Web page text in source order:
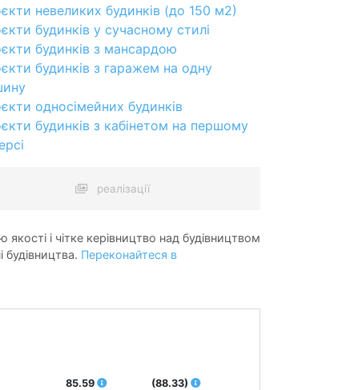
невеликих будинків (до 150 м2)
будинків у сучасному стилі
будинків з мансардою
будинків з гаражем на одну
односімейних будинків
будинків з кабінетом на першому
реалізації
і чітке керівництво над будівництвом
Переконайтеся в
85.59 (88.33)